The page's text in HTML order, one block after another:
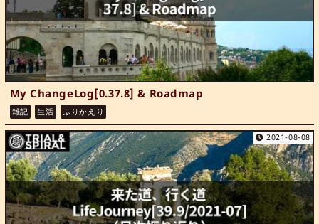
My ChangeLog[0.37.8] & Roadmap
雑記 生活 ふりかえり
2021-08-08